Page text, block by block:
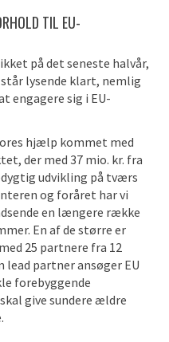
TIL EU-
på det seneste halvår,
lysende klart, nemlig
engagere sig i EU-
hjælp kommet med
der med 37 mio. kr. fra
udvikling på tværs
og foråret har vi
en længere række
En af de større er
25 partnere fra 12
lead partner ansøger EU
forebyggende
give sundere ældre